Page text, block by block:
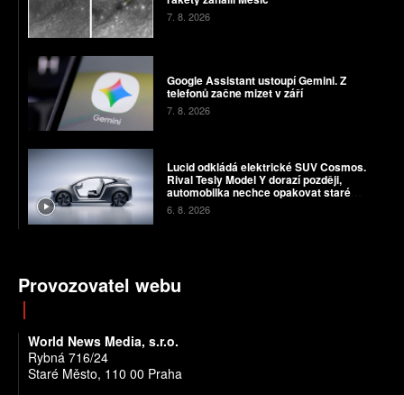
7. 8. 2026
Google Assistant ustoupí Gemini. Z
telefonů začne mizet v září
7. 8. 2026
Lucid odkládá elektrické SUV Cosmos.
Rival Tesly Model Y dorazí později,
automobilka nechce opakovat staré
chyby
6. 8. 2026
Provozovatel webu
World News Media, s.r.o.
Rybná 716/24
Staré Město, 110 00 Praha